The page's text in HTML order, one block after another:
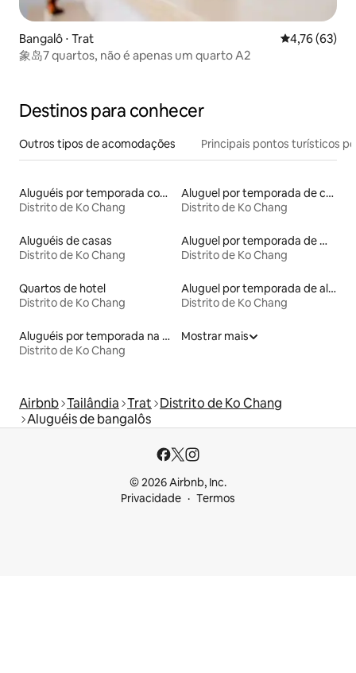
Bangalô ⋅ Trat 4,76 de uma
4,76 (63)
象岛7 quartos, não é apenas um quarto A2
Destinos para conhecer
Outros tipos de acomodações Principais pontos turísticos
Aluguéis por temporada com acesso ao lago
Distrito de Ko Chang
Aluguel por temporada de casas de hóspedes
Distrito de Ko Chang
Aluguéis de casas
Distrito de Ko Chang
Aluguel por temporada de microcasas
Distrito de Ko Chang
Quartos de hotel
Distrito de Ko Chang
Aluguel por temporada de alojamentos ecológicos
Distrito de Ko Chang
Aluguéis por temporada na orla
Distrito de Ko Chang
Mostrar mais
Airbnb Tailândia Trat Distrito de Ko Chang
Aluguéis de bangalôs
© 2026 Airbnb, Inc.
Privacidade
Termos